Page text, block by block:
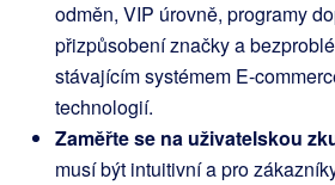
odměn, VIP úrovně, programy
přizpůsobení značky a
stávajícím systémem E-
technologií.
Zaměřte se na uživatelskou
musí být intuitivní a pro